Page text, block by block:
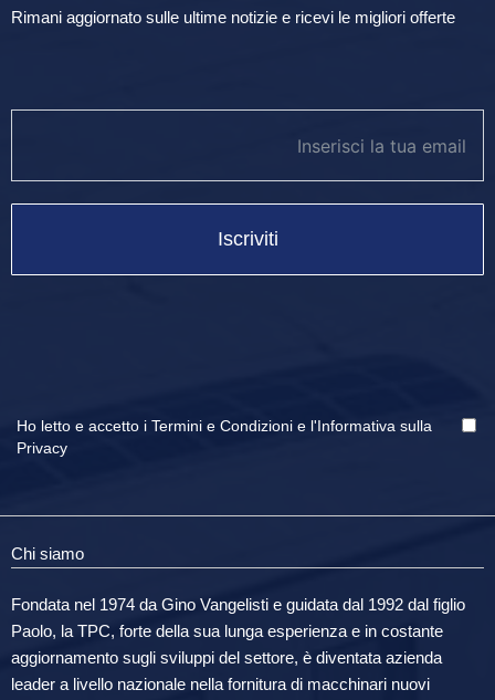
Rimani aggiornato sulle ultime notizie e ricevi le migliori offerte
Iscriviti
Ho letto e accetto i Termini e Condizioni e l'Informativa sulla
Privacy
Chi siamo
Fondata nel 1974 da Gino Vangelisti e guidata dal 1992 dal figlio
Paolo, la TPC, forte della sua lunga esperienza e in costante
aggiornamento sugli sviluppi del settore, è diventata azienda
leader a livello nazionale nella fornitura di macchinari nuovi